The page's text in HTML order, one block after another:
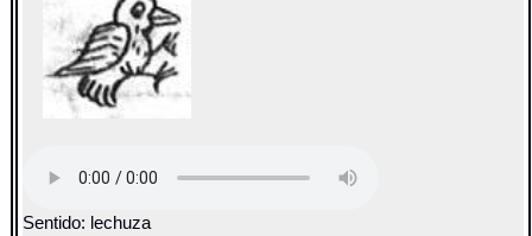
Sentido: lechuza